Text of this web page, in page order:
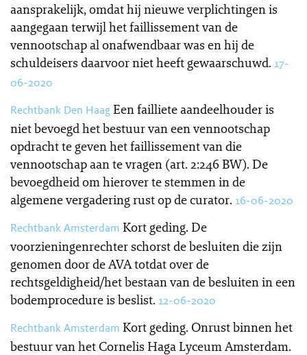
aansprakelijk, omdat hij nieuwe verplichtingen is
aangegaan terwijl het faillissement van de
vennootschap al onafwendbaar was en hij de
schuldeisers daarvoor niet heeft gewaarschuwd. 17-
06-2020
Rechtbank Den HaagEen failliete aandeelhouder is
niet bevoegd het bestuur van een vennootschap
opdracht te geven het faillissement van die
vennootschap aan te vragen (art. 2:246 BW). De
bevoegdheid om hierover te stemmen in de
algemene vergadering rust op de curator. 16-06-2020
Rechtbank Amsterdam Kort geding. De
voorzieningenrechter schorst de besluiten die zijn
genomen door de AVA totdat over de
rechtsgeldigheid/het bestaan van de besluiten in een
bodemprocedure is beslist. 12-06-2020
Rechtbank Amsterdam Kort geding. Onrust binnen het
bestuur van het Cornelis Haga Lyceum Amsterdam.